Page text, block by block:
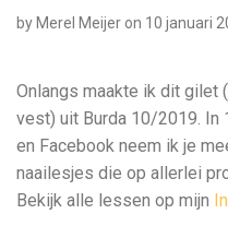
by Merel Meijer on 10 januari
Onlangs maakte ik dit gilet
vest) uit Burda 10/2019. In
en Facebook neem ik je
naailesjes die op allerlei
Bekijk alle lessen op mijn